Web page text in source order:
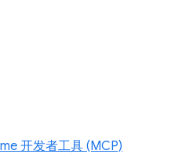
开发者工具 (MCP)